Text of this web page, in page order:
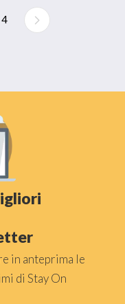
4
in anteprima le
di Stay On